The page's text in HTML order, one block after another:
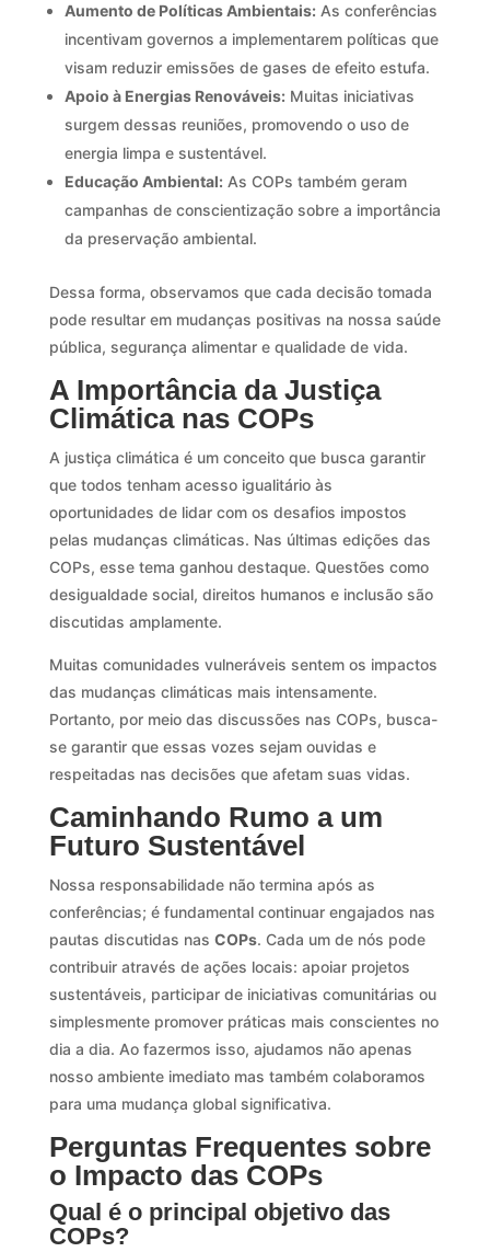
Aumento de Políticas Ambientais:As conferências
incentivam governos a implementarem políticas que
visam reduzir emissões de gases de efeito estufa.
Apoio à Energias Renováveis:Muitas iniciativas
surgem dessas reuniões, promovendo o uso de
energia limpa e sustentável.
Educação Ambiental:As COPs também geram
campanhas de conscientização sobre a importância
da preservação ambiental.
Dessa forma, observamos que cada decisão tomada
pode resultar em mudanças positivas na nossa saúde
pública, segurança alimentar e qualidade de vida.
A Importância da Justiça
Climática nas COPs
A justiça climática é um conceito que busca garantir
que todos tenham acesso igualitário às
oportunidades de lidar com os desafios impostos
pelas mudanças climáticas. Nas últimas edições das
COPs, esse tema ganhou destaque. Questões como
desigualdade social, direitos humanos e inclusão são
discutidas amplamente.
Muitas comunidades vulneráveis sentem os impactos
das mudanças climáticas mais intensamente.
Portanto, por meio das discussões nas COPs, busca-
se garantir que essas vozes sejam ouvidas e
respeitadas nas decisões que afetam suas vidas.
Caminhando Rumo a um
Futuro Sustentável
Nossa responsabilidade não termina após as
conferências; é fundamental continuar engajados nas
pautas discutidas nas COPs. Cada um de nós pode
contribuir através de ações locais: apoiar projetos
sustentáveis, participar de iniciativas comunitárias ou
simplesmente promover práticas mais conscientes no
dia a dia. Ao fazermos isso, ajudamos não apenas
nosso ambiente imediato mas também colaboramos
para uma mudança global significativa.
Perguntas Frequentes sobre
o Impacto das COPs
Qual é o principal objetivo das
COPs?